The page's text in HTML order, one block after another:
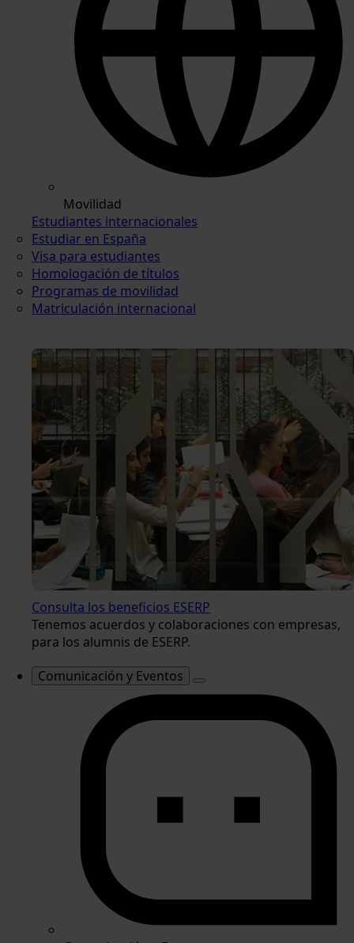
Movilidad
Estudiantes internacionales
Estudiar en España
Visa para estudiantes
Homologación de títulos
Programas de movilidad
Matriculación internacional
Consulta los beneficios ESERP
Tenemos acuerdos y colaboraciones con empresas,
para los alumnis de ESERP.
Comunicación y Eventos